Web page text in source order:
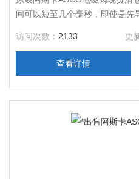
间可以短至几个毫秒，即使是先
电磁阀线圈功率消耗很低，属节
作，自动保持阀位，平时一点
访问次数： 2133 更
查看详情